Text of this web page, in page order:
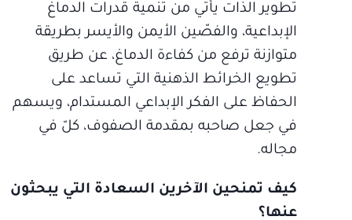
تطوير الذات يأتي من تنمية قدرات الدماغ
الإبداعية، والفصّين الأيمن والأيسر بطريقة
متوازنة ترفع من كفاءة الدماغ، عن طريق
تطويع الخرائط الذهنية التي تساعد على
الحفاظ على الفكر الإبداعي المستدام، ويسهم
في جعل صاحبه بمقدمة الصفوف، كلّ في
مجاله.
كيف تمنحين الآخرين السعادة التي يبحثون
عنها؟